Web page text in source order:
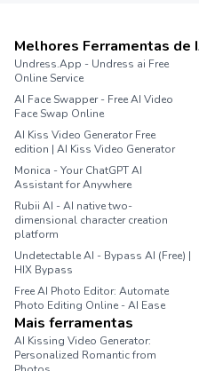
Melhores Ferramentas de
Undress.App - Undress ai Free
Online Service
AI Face Swapper - Free AI Video
Face Swap Online
AI Kiss Video Generator Free
edition | AI Kiss Video Generator
Monica - Your ChatGPT AI
Assistant for Anywhere
Rubii AI - AI native two-
dimensional character creation
platform
Undetectable AI - Bypass AI (Free) |
HIX Bypass
Free AI Photo Editor: Automate
Photo Editing Online - AI Ease
Mais ferramentas
AI Kissing Video Generator:
Personalized Romantic from